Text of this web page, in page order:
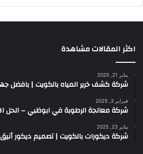
اكثر المقالات مشاهدة
يناير 21, 2025
شركة كشف خرير المياه بالكويت | بافضل
فبراير 3, 2025
شركة معالجة الرطوبة في ابوظبي – الحل
يناير 23, 2025
شركة ديكورات بالكويت | تصميم ديكور